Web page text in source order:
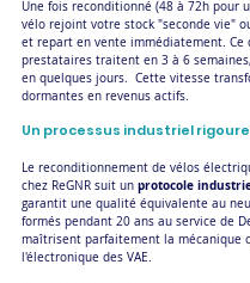
Une fois reconditionné (48 à 72h pour
vélo rejoint votre stock "seconde vie"
et repart en vente immédiatement. Ce
prestataires traitent en 3 à 6
en quelques jours.  Cette vitesse
dormantes en revenus actifs.
Un processus industriel
Le reconditionnement de vélos
chez ReGNR suit un protocole
garantit une qualité équivalente au
formés pendant 20 ans au service de
maîtrisent parfaitement la mécanique
l'électronique des VAE.